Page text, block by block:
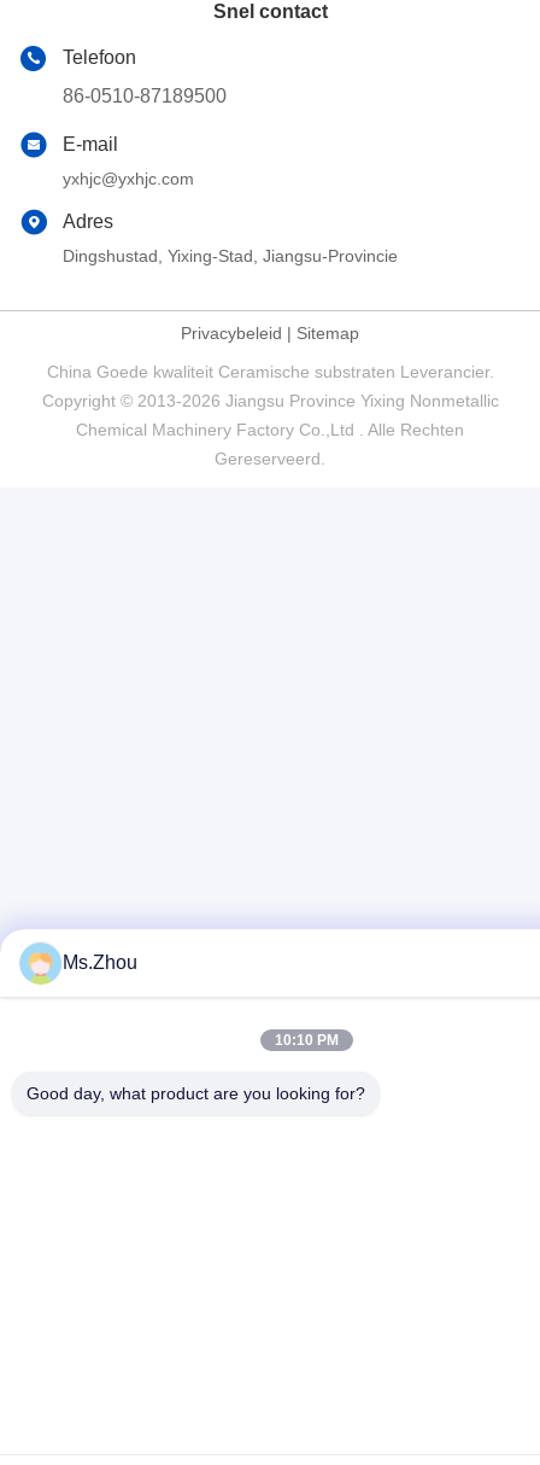
Snel contact
Telefoon
86-0510-87189500
E-mail
yxhjc@yxhjc.com
Adres
Dingshustad, Yixing-Stad, Jiangsu-Provincie
Privacybeleid | Sitemap
China Goede kwaliteit Ceramische substraten Leverancier.
Copyright © 2013-2026 Jiangsu Province Yixing Nonmetallic
Chemical Machinery Factory Co.,Ltd . Alle Rechten
Gereserveerd.
Ms.Zhou
10:10 PM
Good day, what product are you looking for?